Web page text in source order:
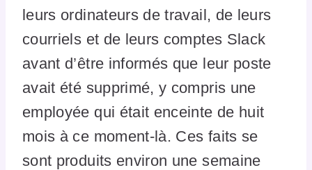
leurs ordinateurs de travail, de leurs
courriels et de leurs comptes Slack
avant d’être informés que leur poste
avait été supprimé, y compris une
employée qui était enceinte de huit
mois à ce moment-là. Ces faits se
sont produits environ une semaine